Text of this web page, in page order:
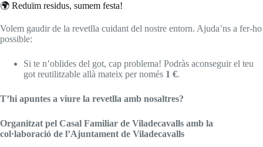
🌍 Reduïm residus, sumem festa!
Volem gaudir de la revetlla cuidant del nostre entorn. Ajuda’ns a fer-ho
possible:
Si te n’oblides del got, cap problema! Podràs aconseguir el teu
got reutilitzable allà mateix per només 1 €.
T’hi apuntes a viure la revetlla amb nosaltres?
Organitzat pel Casal Familiar de Viladecavalls amb la
col·laboració de l’Ajuntament de Viladecavalls